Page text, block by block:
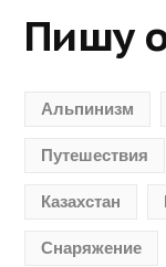
Пишу
Альпинизм
Путешествия
Казахстан
Снаряжение